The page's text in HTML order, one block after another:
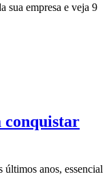
sua empresa e veja 9
conquistar
últimos anos, essencial